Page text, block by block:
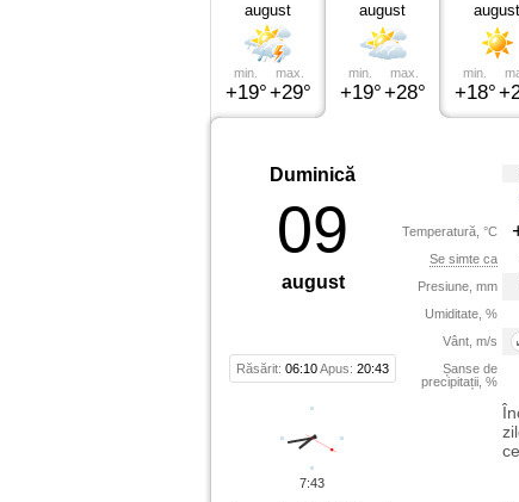
august
min.
+19°
max.
+29°
august
min.
+19°
max.
+28°
august
min.
+18°
Duminică
09
august
Răsărit: 06:10Apus: 20:43
Temperatură, °C
Se simte ca
Presiune, mm
Umiditate, %
Vânt, m/s
Șanse de
precipitații, %
7:43